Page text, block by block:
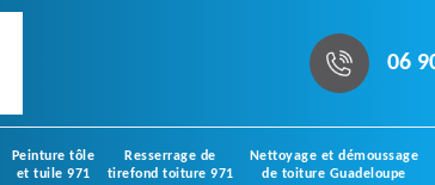
06
Peinture tôle
et tuile 971
Resserrage de
tirefond toiture 971
Nettoyage et démoussage
de toiture Guadeloupe